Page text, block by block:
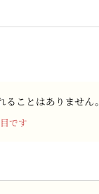
ことはありません。
です